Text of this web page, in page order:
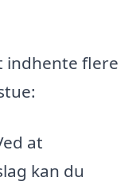
indhente flere
at
kan du